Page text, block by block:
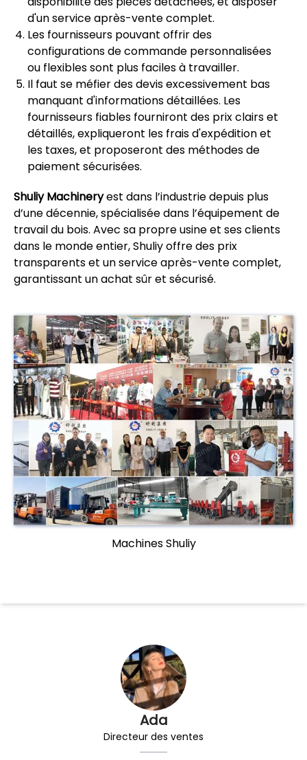
Ada
Directeur des ventes
d'un service après-vente complet.
Les fournisseurs pouvant offrir des
configurations de commande personnalisées
ou flexibles sont plus faciles à travailler.
Il faut se méfier des devis excessivement bas
manquant d'informations détaillées. Les
fournisseurs fiables fourniront des prix clairs et
détaillés, expliqueront les frais d'expédition et
les taxes, et proposeront des méthodes de
paiement sécurisées.
Shuliy Machineryest dans l’industrie depuis plus
d’une décennie, spécialisée dans l’équipement de
travail du bois. Avec sa propre usine et ses clients
dans le monde entier, Shuliy offre des prix
transparents et un service après-vente complet,
garantissant un achat sûr et sécurisé.
Machines Shuliy